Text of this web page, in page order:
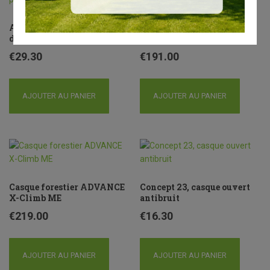
ADVANCE Ergo MS, gants
de protection, taille XXL
€29.30
AJOUTER AU PANIER
Casque forestier ADVANCE
€191.00
AJOUTER AU PANIER
Casque forestier ADVANCE
X-Climb ME
€219.00
AJOUTER AU PANIER
Concept 23, casque ouvert
antibruit
€16.30
AJOUTER AU PANIER